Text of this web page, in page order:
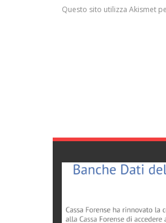
Questo sito utilizza Akismet